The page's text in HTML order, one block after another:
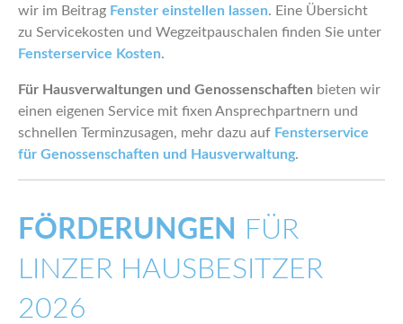
wir im Beitrag Fenster einstellen lassen. Eine Übersicht
zu Servicekosten und Wegzeitpauschalen finden Sie unter
Fensterservice Kosten.
Für Hausverwaltungen und Genossenschaften bieten wir
einen eigenen Service mit fixen Ansprechpartnern und
schnellen Terminzusagen, mehr dazu auf Fensterservice
für Genossenschaften und Hausverwaltung.
FÖRDERUNGEN
FÜR
LINZER HAUSBESITZER
2026